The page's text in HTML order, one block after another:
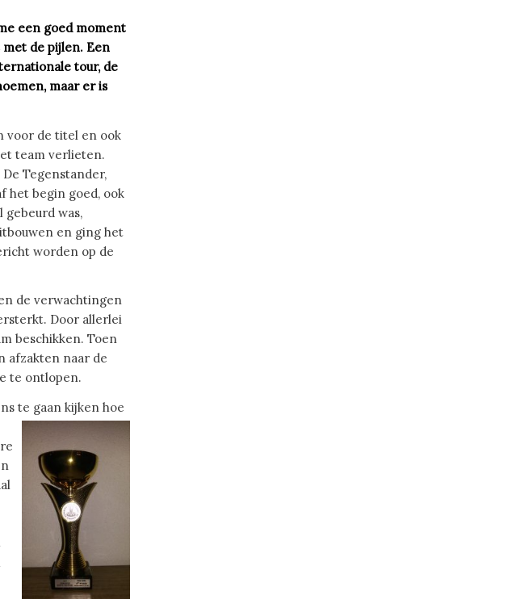
een goed moment
met de pijlen. Een
tour, de
maar er is
voor de titel en ook
team verlieten.
Tegenstander,
het begin goed, ook
gebeurd was,
en ging het
worden op de
de verwachtingen
Door allerlei
beschikken. Toen
afzakten naar de
te ontlopen.
te gaan kijken hoe